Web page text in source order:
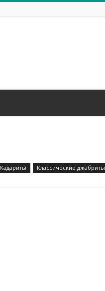
Кадариты Классические джабриты